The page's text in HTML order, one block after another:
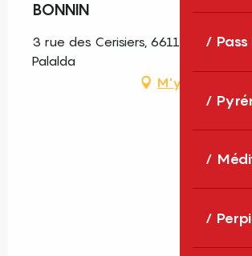
BONNIN
3 rue des Cerisiers, 66110 Amélie-
Palalda
M'y rendre